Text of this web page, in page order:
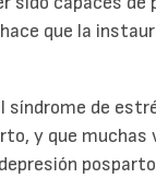
que la
de
y que